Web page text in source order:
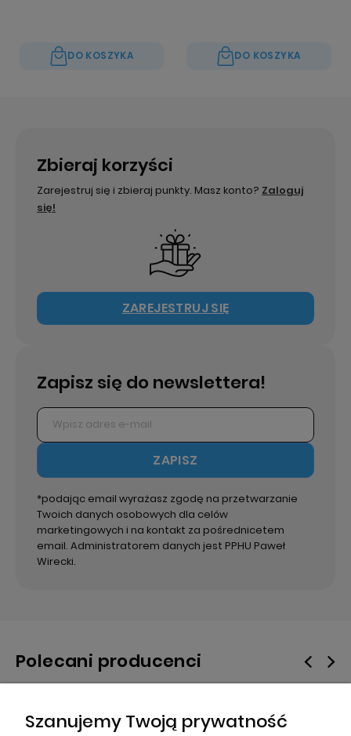
DO KOSZYKA DO KOSZYKA
Zbieraj korzyści
Zarejestruj się i zbieraj punkty. Masz konto? Zaloguj
się!
ZAREJESTRUJ SIĘ
Zapisz się do newslettera!
ZAPISZ
*podając email wyrażasz zgodę na przetwarzanie
Twoich danych osobowych dla celów
marketingowych i na kontakt za pośrednicetem
email. Administratorem danych jest PPHU Paweł
Wirecki.
Polecani producenci
Szanujemy Twoją prywatność